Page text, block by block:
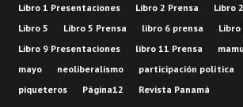
Libro 1 Presentaciones
Libro 2 Prensa
Libro
Libro 5
Libro 5 Prensa libro 6 prensa
Libro
Libro 9 Presentaciones
libro 11 Prensa
mayo
neoliberalismo participación política
piqueteros
Página12 Revista Panamá